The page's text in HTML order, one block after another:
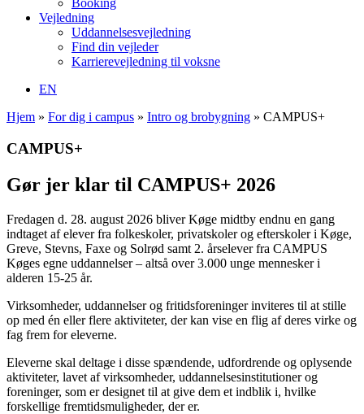
Booking
Vejledning
Uddannelsesvejledning
Find din vejleder
Karrierevejledning til voksne
EN
Hjem » For dig i campus » Intro og brobygning » CAMPUS+
CAMPUS+
Gør jer klar til CAMPUS+ 2026
Fredagen d. 28. august 2026 bliver Køge midtby endnu en gang
indtaget af elever fra folkeskoler, privatskoler og efterskoler i Køge,
Greve, Stevns, Faxe og Solrød samt 2. årselever fra CAMPUS
Køges egne uddannelser – altså over 3.000 unge mennesker i
alderen 15-25 år.
Virksomheder, uddannelser og fritidsforeninger inviteres til at stille
op med én eller flere aktiviteter, der kan vise en flig af deres virke og
fag frem for eleverne.
Eleverne skal deltage i disse spændende, udfordrende og oplysende
aktiviteter, lavet af virksomheder, uddannelsesinstitutioner og
foreninger, som er designet til at give dem et indblik i, hvilke
forskellige fremtidsmuligheder, der er.